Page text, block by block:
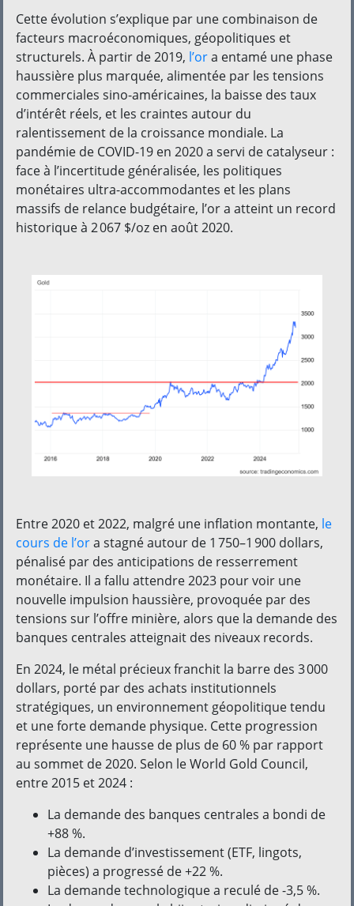
Cette évolution s’explique par une combinaison de
facteurs macroéconomiques, géopolitiques et
structurels. À partir de 2019, l’ora entamé une phase
haussière plus marquée, alimentée par les tensions
commerciales sino-américaines, la baisse des taux
d’intérêt réels, et les craintes autour du
ralentissement de la croissance mondiale. La
pandémie de COVID-19 en 2020 a servi de catalyseur :
face à l’incertitude généralisée, les politiques
monétaires ultra-accommodantes et les plans
massifs de relance budgétaire, l’or a atteint un record
historique à 2 067 $/oz en août 2020.
Entre 2020 et 2022, malgré une inflation montante, le
cours de l’ora stagné autour de 1 750–1 900 dollars,
pénalisé par des anticipations de resserrement
monétaire. Il a fallu attendre 2023 pour voir une
nouvelle impulsion haussière, provoquée par des
tensions sur l’offre minière, alors que la demande des
banques centrales atteignait des niveaux records.
En 2024, le métal précieux franchit la barre des 3 000
dollars, porté par des achats institutionnels
stratégiques, un environnement géopolitique tendu
et une forte demande physique. Cette progression
représente une hausse de plus de 60 % par rapport
au sommet de 2020. Selon le World Gold Council,
entre 2015 et 2024 :
La demande des banques centrales a bondi de
+88 %.
La demande d’investissement (ETF, lingots,
pièces) a progressé de +22 %.
La demande technologique a reculé de -3,5 %.